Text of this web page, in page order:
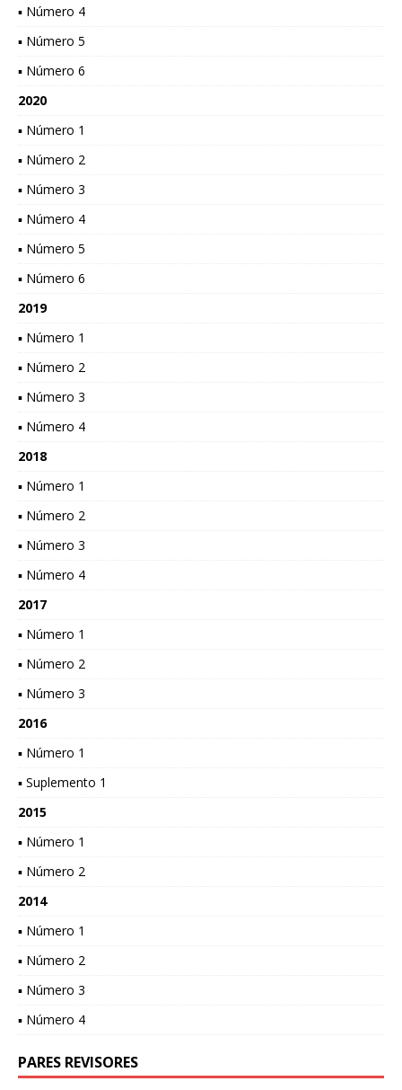
▪ Número 4
▪ Número 5
▪ Número 6
2020
▪ Número 1
▪ Número 2
▪ Número 3
▪ Número 4
▪ Número 5
▪ Número 6
2019
▪ Número 1
▪ Número 2
▪ Número 3
▪ Número 4
2018
▪ Número 1
▪ Número 2
▪ Número 3
▪ Número 4
2017
▪ Número 1
▪ Número 2
▪ Número 3
2016
▪ Número 1
▪ Suplemento 1
2015
▪ Número 1
▪ Número 2
2014
▪ Número 1
▪ Número 2
▪ Número 3
▪ Número 4
PARES REVISORES